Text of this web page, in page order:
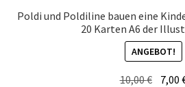
Poldi und Poldiline bauen eine
20 Karten A6 der
ANGEBOT!
10,00€ 7,00